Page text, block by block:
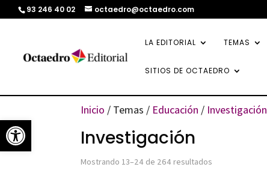
Abrir barra de herramientas
93 246 40 02 octaedro@octaedro.com
LA EDITORIAL TEMAS
SITIOS DE OCTAEDRO
Inicio / Temas / Educación / Investigación
Investigación
Mostrando 13–24 de 264 resultados